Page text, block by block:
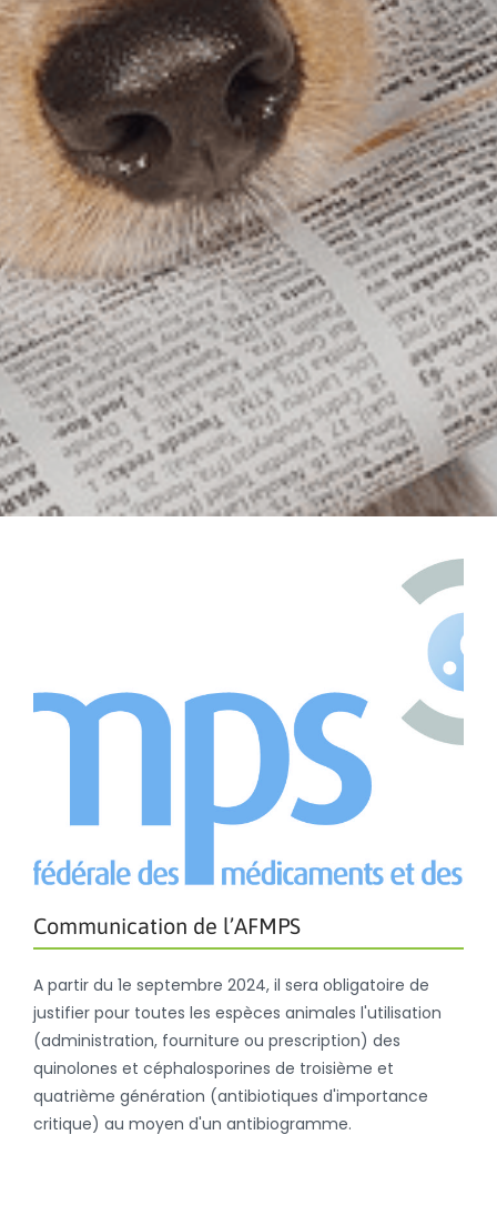
Communication de l’AFMPS
A partir du 1e septembre 2024, il sera obligatoire de
justifier pour toutes les espèces animales l'utilisation
(administration, fourniture ou prescription) des
quinolones et céphalosporines de troisième et
quatrième génération (antibiotiques d'importance
critique) au moyen d'un antibiogramme.